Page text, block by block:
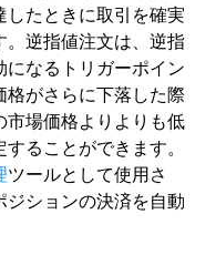
たときに取引を確実
。逆指値注文は、逆指
なるトリガーポイン
格がさらに下落した際
市場価格よりよりも低
ることができます。
ツールとして使用さ
ションの決済を自動